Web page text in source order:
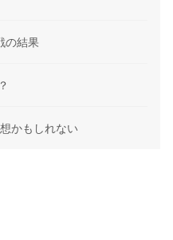
の結果
かもしれない